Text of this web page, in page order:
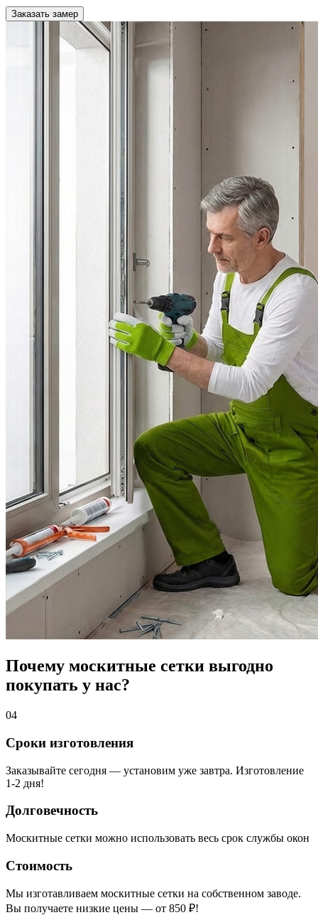
Заказать замер
Почему москитные сетки выгодно
покупать у нас?
04
Сроки изготовления
Заказывайте сегодня — установим уже завтра. Изготовление
1-2 дня!
Долговечность
Москитные сетки можно использовать весь срок службы окон
Стоимость
Мы изготавливаем москитные сетки на собственном заводе.
Вы получаете низкие цены — от 850 ₽!